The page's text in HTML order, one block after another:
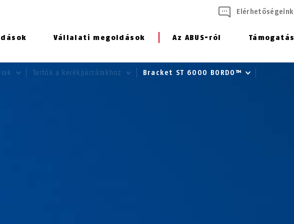
Vállalati megoldások Az ABUS-ról Támogatás
Elérhetőségeink
Tartók a kerékpárzárakhoz Bracket ST 6000 BORDO™